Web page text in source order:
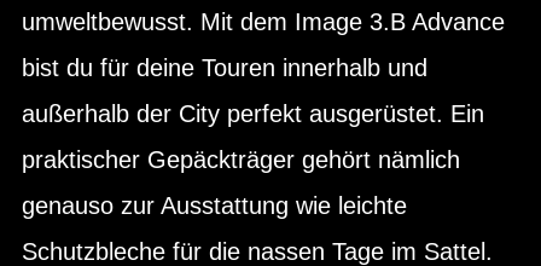
umweltbewusst. Mit dem Image 3.B Advance
bist du für deine Touren innerhalb und
außerhalb der City perfekt ausgerüstet. Ein
praktischer Gepäckträger gehört nämlich
genauso zur Ausstattung wie leichte
Schutzbleche für die nassen Tage im Sattel.